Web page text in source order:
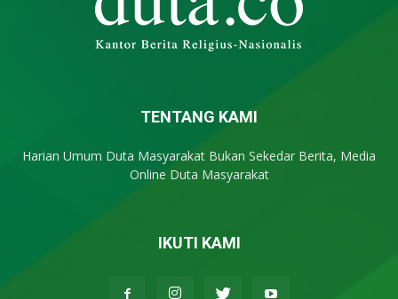
TENTANG KAMI
Harian Umum Duta Masyarakat Bukan Sekedar Berita, Media
Online Duta Masyarakat
IKUTI KAMI